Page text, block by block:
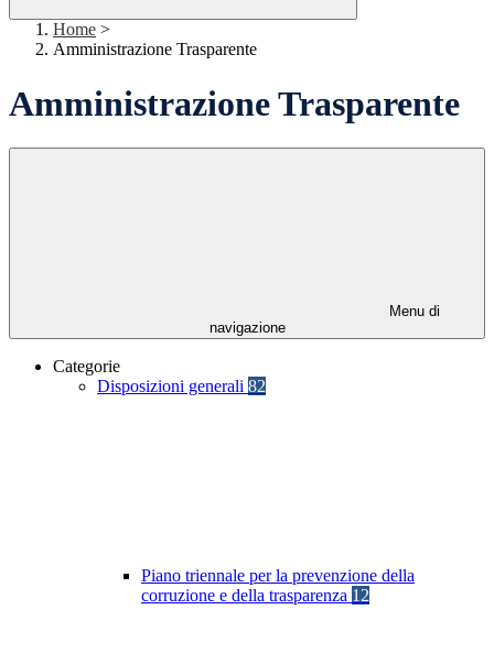
Home >
Amministrazione Trasparente
Amministrazione Trasparente
Menu di
navigazione
Categorie
Disposizioni generali 82
Piano triennale per la prevenzione della
corruzione e della trasparenza 12